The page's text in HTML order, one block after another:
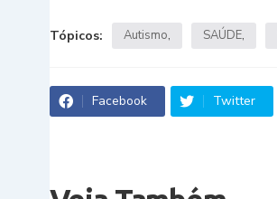
Tópicos: Autismo SAÚDE
Facebook Twitter